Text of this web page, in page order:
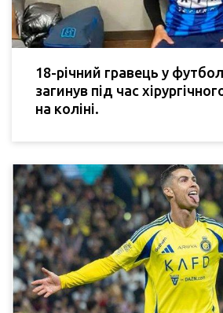
18-річний гравець у
загинув під час
на коліні.